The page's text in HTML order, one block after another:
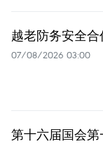
越老防务安全
07/08/2026 03:00
第十六届国会